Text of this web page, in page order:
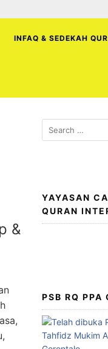
INFAQ & SEDEKAH
&
Search
for:
YAYASAN
QURAN
PSB RQ PPA